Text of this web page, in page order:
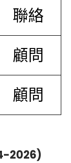
聯絡
顧問
顧問
2026)